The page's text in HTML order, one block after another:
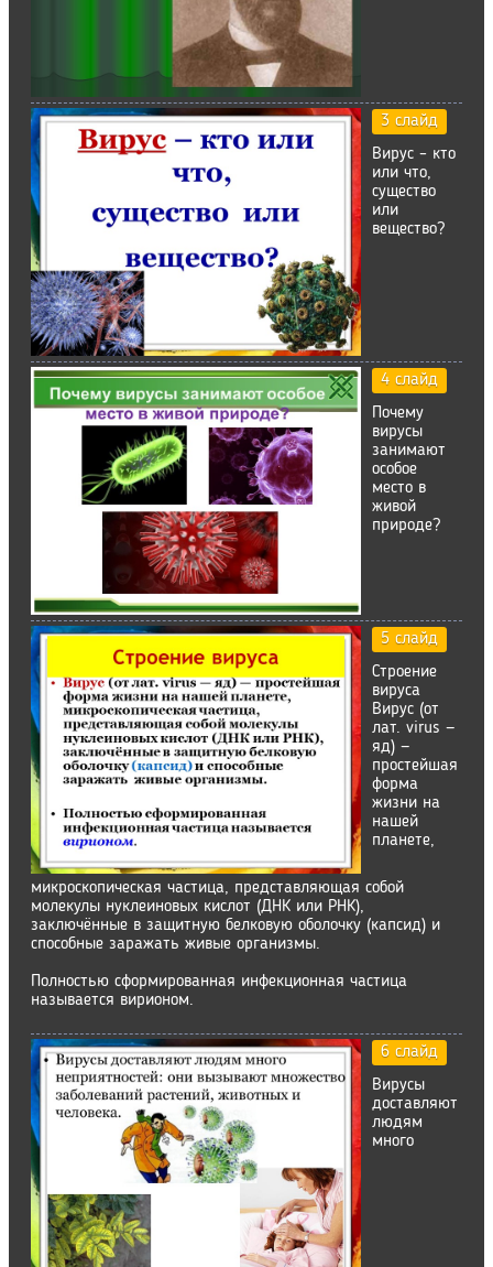
3 слайд
Вирус – кто
или что,
существо
или
вещество?
4 слайд
Почему
вирусы
занимают
особое
место в
живой
природе?
5 слайд
Строение
вируса
Вирус (от
лат. virus —
яд) —
простейшая
форма
жизни на
нашей
планете,
микроскопическая частица, представляющая собой
молекулы нуклеиновых кислот (ДНК или РНК),
заключённые в защитную белковую оболочку (капсид) и
способные заражать живые организмы.
Полностью сформированная инфекционная частица
называется вирионом.
6 слайд
Вирусы
доставляют
людям
много